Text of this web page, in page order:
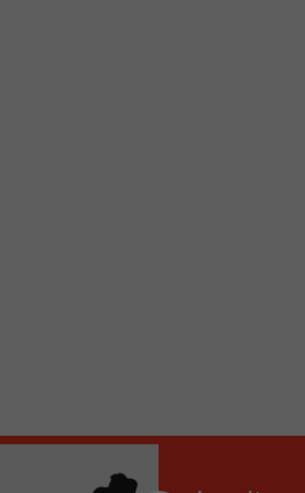
locale vous sont maintenant
00:00